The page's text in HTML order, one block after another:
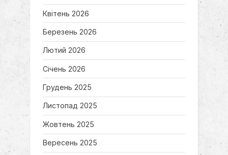
s
Квітень 2026
Березень 2026
Лютий 2026
Січень 2026
Грудень 2025
Листопад 2025
Жовтень 2025
Вересень 2025